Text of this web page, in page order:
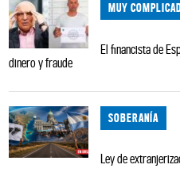
MUY
El financista de
dinero y fraude
SOBERANÍA
Ley de